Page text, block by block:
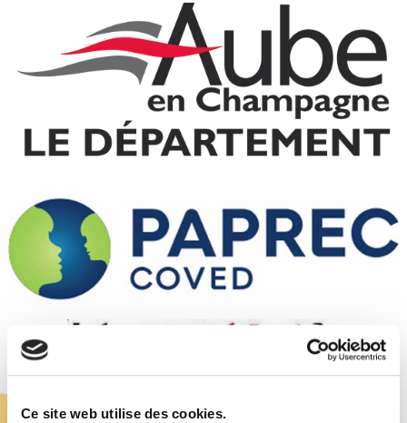
Ce site web utilise des cookies.